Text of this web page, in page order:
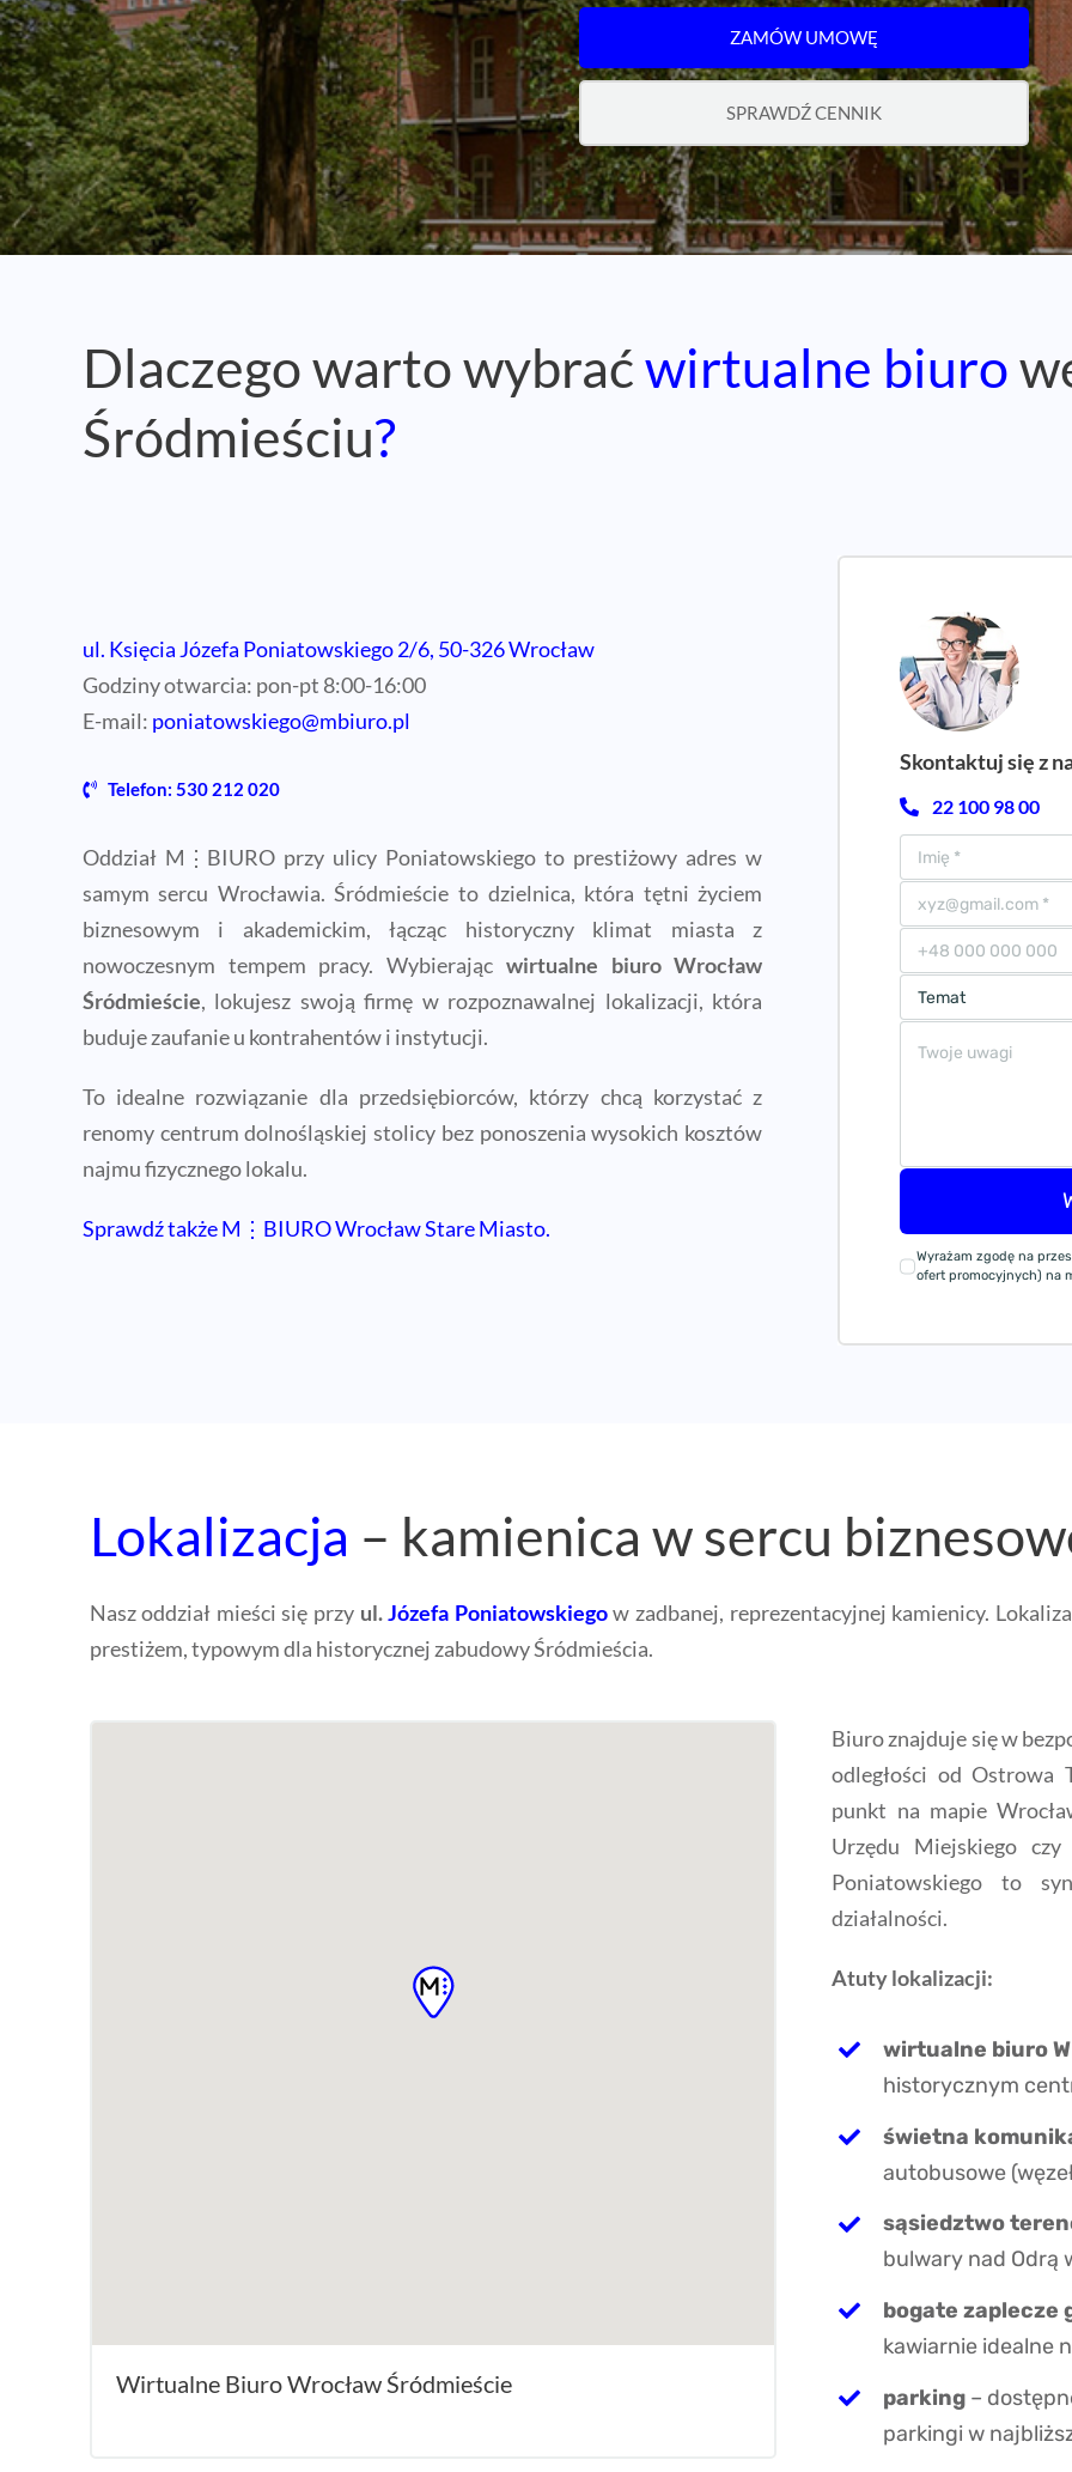
ZAMÓW UMOWĘ
SPRAWDŹ CENNIK
Dlaczego warto wybraćwirtualne biuro
Śródmieściu?
ul. Księcia Józefa Poniatowskiego 2/6, 50-326 Wrocław
Godziny otwarcia: pon-pt 8:00-16:00
E-mail: poniatowskiego@mbiuro.pl
Telefon: 530 212 020
Oddział M⋮BIURO przy ulicy Poniatowskiego to prestiżowy adres w
samym sercu Wrocławia. Śródmieście to dzielnica, która tętni życiem
biznesowym i akademickim, łącząc historyczny klimat miasta z
nowoczesnym tempem pracy. Wybierając wirtualne biuro Wrocław
Śródmieście, lokujesz swoją firmę w rozpoznawalnej lokalizacji, która
buduje zaufanie u kontrahentów i instytucji.
To idealne rozwiązanie dla przedsiębiorców, którzy chcą korzystać z
renomy centrum dolnośląskiej stolicy bez ponoszenia wysokich kosztów
najmu fizycznego lokalu.
Sprawdź także M⋮BIURO Wrocław Stare Miasto.
Skontaktuj się z
22 100 98 00
Wyrażam zgodę na
ofert promocyjnych) na
Lokalizacja – kamienica w sercu
Nasz oddział mieści się przy ul.Józefa Poniatowskiegow zadbanej, reprezentacyjnej kamienicy.
prestiżem, typowym dla historycznej zabudowy Śródmieścia.
Wirtualne Biuro Wrocław Śródmieście
Biuro znajduje się w
odległości od Ostrowa
punkt na mapie
Urzędu Miejskiego
Poniatowskiego to
działalności.
Atuty lokalizacji:
wirtualne biuro
historycznym
świetna
autobusowe
sąsiedztwo
bulwary nad Odrą
bogate zaplecze
kawiarnie idealne
parking –
parkingi w